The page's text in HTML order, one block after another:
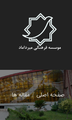
صفحه اصلی مقاله ها